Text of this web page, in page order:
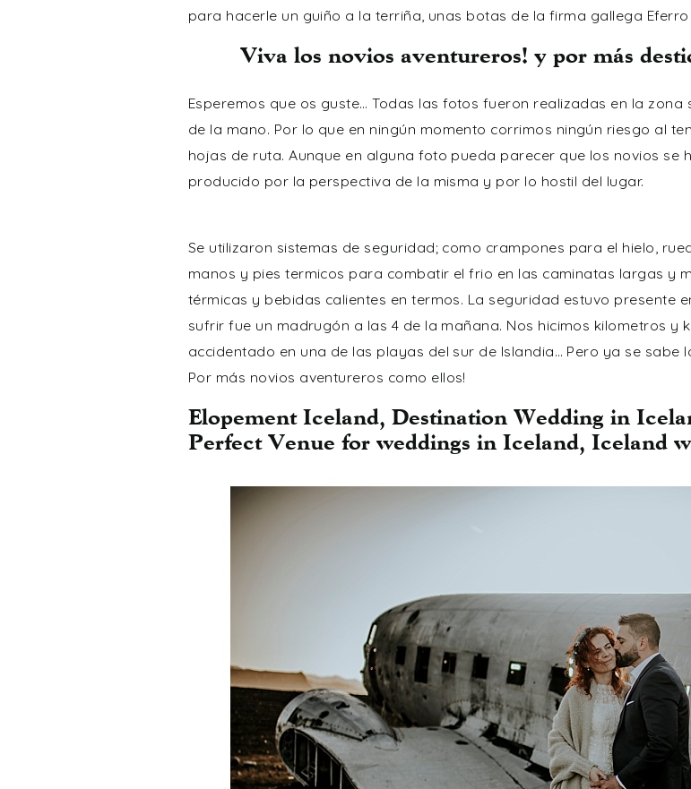
para hacerle un guiño a la terriña, unas botas de la firma gallega
Viva los novios aventureros! y por más
Esperemos que os guste… Todas las fotos fueron realizadas en la
de la mano. Por lo que en ningún momento corrimos ningún riesgo al
hojas de ruta. Aunque en alguna foto pueda parecer que los novios
producido por la perspectiva de la misma y por lo hostil del lugar.
Se utilizaron sistemas de seguridad; como crampones para el hielo,
manos y pies termicos para combatir el frio en las caminatas largas y
térmicas y bebidas calientes en termos. La seguridad estuvo presente
sufrir fue un madrugón a las 4 de la mañana. Nos hicimos kilometros
accidentado en una de las playas del sur de Islandia… Pero ya se sabe
Por más novios aventureros como ellos!
Elopement Iceland, Destination Wedding in
Perfect Venue for weddings in Iceland, Iceland